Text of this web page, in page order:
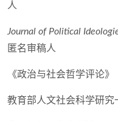
人
Journal of Political
匿名审稿人
《政治与社会哲学评论
教育部人文社会科学研究